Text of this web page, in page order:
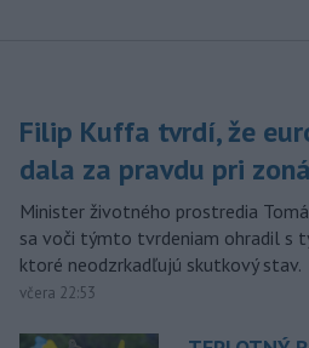
Filip Kuffa tvrdí, že
dala za pravdu pri
Minister životného prostredia
sa voči týmto tvrdeniam ohradil s
ktoré neodzrkadľujú skutkový stav.
včera 22:53